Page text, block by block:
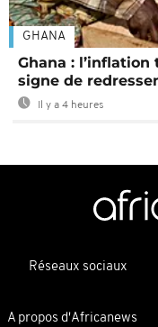
GHANA
Ghana : l’inflation
signe de
Il y a 4 heures
Réseaux sociaux
A propos d'Africanews